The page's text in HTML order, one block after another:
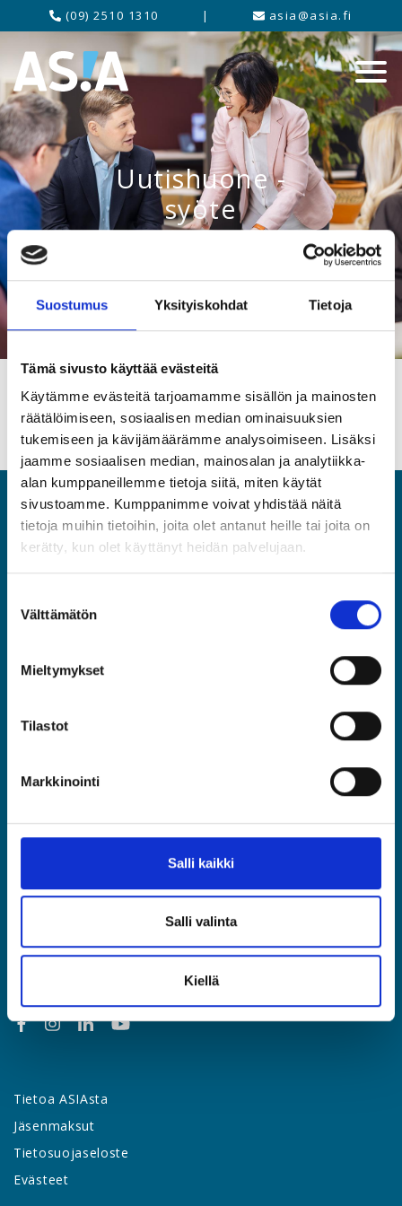
Suostumus Yksityiskohdat Tietoja
Tämä sivusto käyttää evästeitä
Käytämme evästeitä tarjoamamme sisällön ja mainosten
räätälöimiseen, sosiaalisen median ominaisuuksien
tukemiseen ja kävijämäärämme analysoimiseen. Lisäksi
jaamme sosiaalisen median, mainosalan ja analytiikka-
alan kumppaneillemme tietoja siitä, miten käytät
sivustoamme. Kumppanimme voivat yhdistää näitä
tietoja muihin tietoihin, joita olet antanut heille tai joita on
kerätty, kun olet käyttänyt heidän palvelujaan.
valinta
Välttämätön
Mieltymykset
Tilastot
Markkinointi
Salli kaikki
Salli valinta
Kiellä
(09) 2510 1310 | asia@asia.fi
Uutishuone -
syöte
ASIA
Asiantuntijat ja Esihenkilöt ASIA ry
(09) 2510 1310
Jäsenyys
Palvelut & edut
Yhteystiedot
Tietoa ASIAsta
Jäsenmaksut
Tietosuojaseloste
Evästeet